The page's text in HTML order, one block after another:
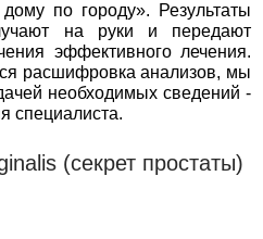
по городу». Результаты
на руки и передают
эффективного лечения.
расшифровка анализов, мы
необходимых сведений -
специалиста.
(секрет простаты)